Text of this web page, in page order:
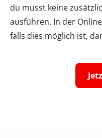
du musst keine
ausführen. In der
falls dies möglich ist,